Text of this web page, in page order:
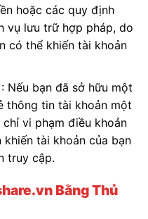
hoặc các quy định
vụ lưu trữ hợp pháp, do
có thể khiến tài khoản
Nếu bạn đã sở hữu một
thông tin tài khoản một
vi phạm điều khoản
khiến tài khoản của bạn
truy cập.
Bằng Thủ